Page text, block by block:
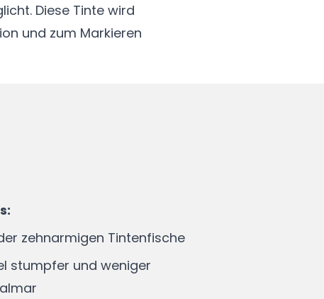
Diese Tinte wird
und zum Markieren
zehnarmigen Tintenfische
stumpfer und weniger